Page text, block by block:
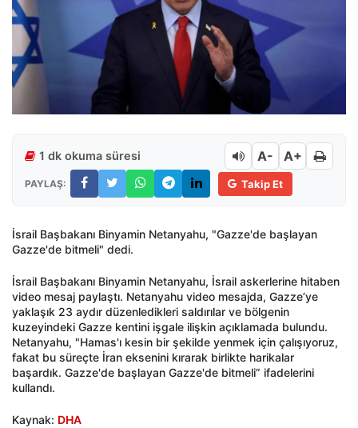
1 dk okuma süresi A- A+
PAYLAŞ: Takip Et
İsrail Başbakanı Binyamin Netanyahu, "Gazze'de başlayan
Gazze'de bitmeli" dedi.
İsrail Başbakanı Binyamin Netanyahu, İsrail askerlerine hitaben
video mesaj paylaştı. Netanyahu video mesajda, Gazze’ye
yaklaşık 23 aydır düzenledikleri saldırılar ve bölgenin
kuzeyindeki Gazze kentini işgale ilişkin açıklamada bulundu.
Netanyahu, "Hamas'ı kesin bir şekilde yenmek için çalışıyoruz,
fakat bu süreçte İran eksenini kırarak birlikte harikalar
başardık. Gazze'de başlayan Gazze'de bitmeli” ifadelerini
kullandı.
Kaynak: DHA